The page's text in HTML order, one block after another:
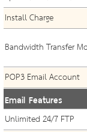
Install Charge
Bandwidth Transfer
POP3 Email Account
Email Features
Unlimited 24/7 FTP